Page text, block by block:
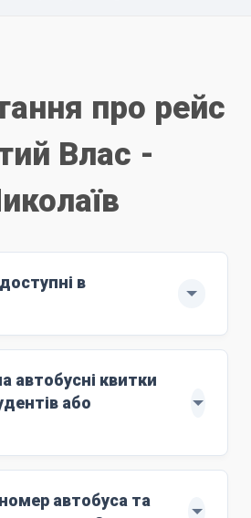
про рейс
Влас -
в
сидіння;
автобусні квитки
або
на дітей віком до 10
маршруту ціна дитячого
3500 грн
. Дитяче лежаче
автобуса та